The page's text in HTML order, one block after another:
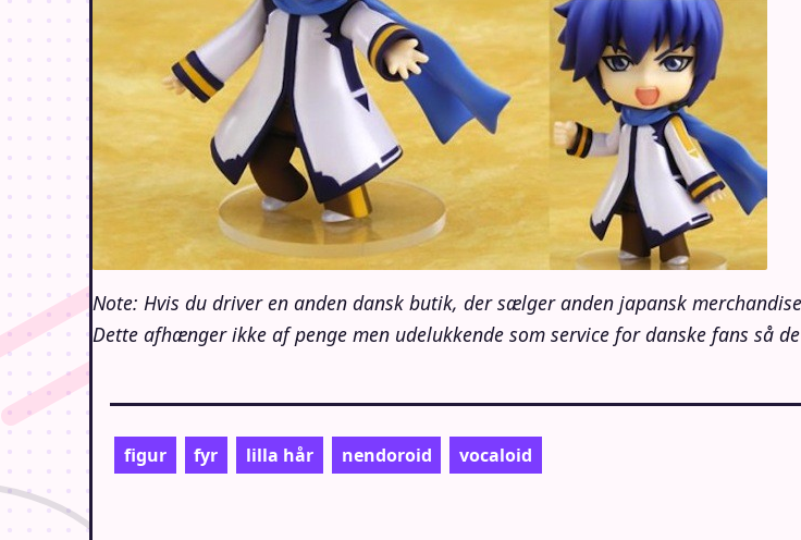
Note: Hvis du driver en anden dansk butik, der sælger anden japansk
Dette afhænger ikke af penge men udelukkende som service for danske fans så
figur fyr lilla hår nendoroid vocaloid